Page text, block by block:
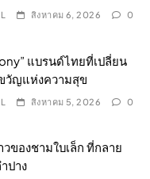
สิงหาคม 6, 2026 0
แบรนด์ไทยที่เปลี่ยน
วัญแห่งความสุข
สิงหาคม 5, 2026 0
วของชามใบเล็ก ที่กลาย
ปาง